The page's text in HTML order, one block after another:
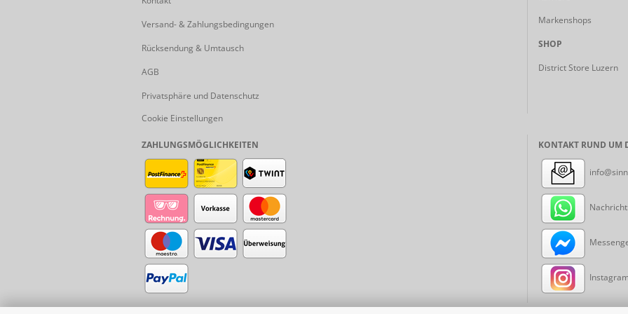
Versand- & Zahlungsbedingungen
Rücksendung & Umtausch
AGB
Privatsphäre und Datenschutz
Cookie Einstellungen
Markenshops
SHOP
District Store Luzern
ZAHLUNGSMÖGLICHKEITEN KONTAKT RUND UM
Nachricht: